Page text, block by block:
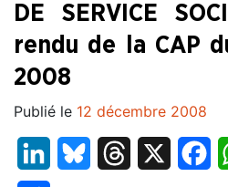
DE SERVICE
rendu de la CAP
2008
Publié le 12 décembre 2008
LinkedInBluesky Threads